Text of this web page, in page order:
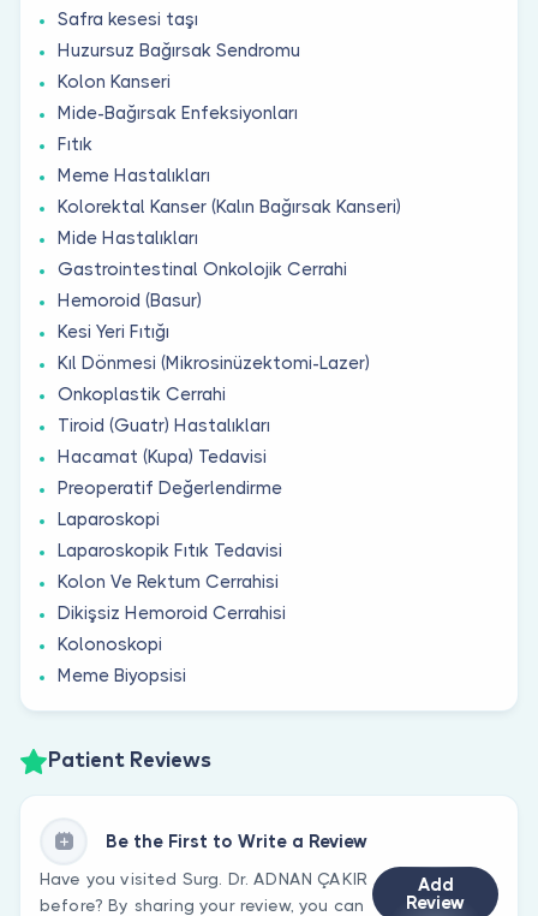
Safra kesesi taşı
Huzursuz Bağırsak Sendromu
Kolon Kanseri
Mide-Bağırsak Enfeksiyonları
Fıtık
Meme Hastalıkları
Kolorektal Kanser (Kalın Bağırsak Kanseri)
Mide Hastalıkları
Gastrointestinal Onkolojik Cerrahi
Hemoroid (Basur)
Kesi Yeri Fıtığı
Kıl Dönmesi (Mikrosinüzektomi-Lazer)
Onkoplastik Cerrahi
Tiroid (Guatr) Hastalıkları
Hacamat (Kupa) Tedavisi
Preoperatif Değerlendirme
Laparoskopi
Laparoskopik Fıtık Tedavisi
Kolon Ve Rektum Cerrahisi
Dikişsiz Hemoroid Cerrahisi
Kolonoskopi
Meme Biyopsisi
Patient Reviews
Be the First to Write a Review
Have you visited Surg. Dr. ADNAN ÇAKIR
before? By sharing your review, you can
Add
Review